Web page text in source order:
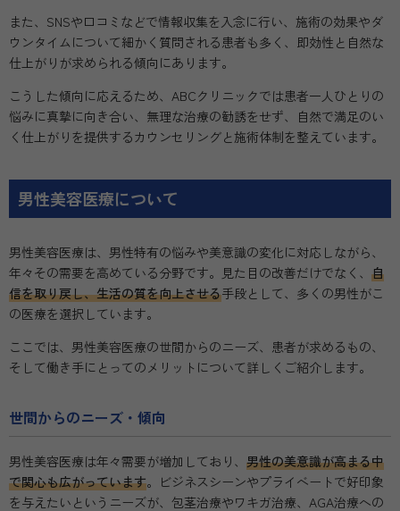
また、SNSや口コミなどで情報収集を入念に行い、施術の効果やダ
ウンタイムについて細かく質問される患者も多く、即効性と自然な
仕上がりが求められる傾向にあります。
こうした傾向に応えるため、ABCクリニックでは患者一人ひとりの
悩みに真摯に向き合い、無理な治療の勧誘をせず、自然で満足のい
く仕上がりを提供するカウンセリングと施術体制を整えています。
男性美容医療について
男性美容医療は、男性特有の悩みや美意識の変化に対応しながら、
年々その需要を高めている分野です。見た目の改善だけでなく、 自
信を取り戻し、生活の質を向上させる手段として、多くの男性がこ
の医療を選択しています。
ここでは、男性美容医療の世間からのニーズ、患者が求めるもの、
そして働き手にとってのメリットについて詳しくご紹介します。
世間からのニーズ・傾向
男性美容医療は年々需要が増加しており、 男性の美意識が高まる中
で関心も広がっています。ビジネスシーンやプライベートで好印象
を与えたいというニーズが、包茎治療やワキガ治療、AGA治療への